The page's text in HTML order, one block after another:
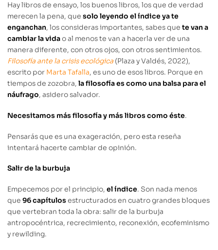
Hay libros de ensayo, los buenos libros, los que de verdad
merecen la pena, que solo leyendo el índice ya te
enganchan, los consideras importantes, sabes que te van a
cambiar la vidao al menos te van a hacerla ver de una
manera diferente, con otros ojos, con otros sentimientos.
Filosofía ante la crisis ecológica (Plaza y Valdés, 2022),
escrito por Marta Tafalla, es uno de esos libros. Porque en
tiempos de zozobra, la filosofía es como una balsa para el
náufrago, asidero salvador.
Necesitamos más filosofía y más libros como éste.
Pensarás que es una exageración, pero esta reseña
intentará hacerte cambiar de opinión.
Salir de la burbuja
Empecemos por el principio, el índice. Son nada menos
que 96 capítulosestructurados en cuatro grandes bloques
que vertebran toda la obra: salir de la burbuja
antropocéntrica, recrecimiento, reconexión, ecofeminismo
y rewilding.